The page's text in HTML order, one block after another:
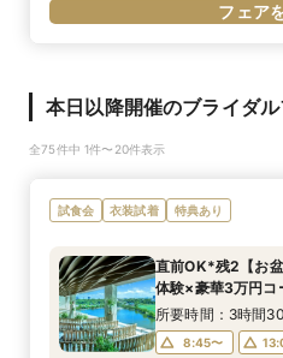
フェア
本日以降開催のブライダ
全75件中 1件〜20件表示
試食会 衣装試着 特典あり
直前OK*残2【お
体験×豪華3万円コ
所要時間：3時間
8:45〜